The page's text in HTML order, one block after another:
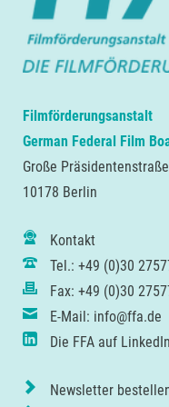
Filmförderungsanstalt
German Federal Film
Große
10178 Berlin
Kontakt
Tel.: +49 (0)30
Fax: +49 (0)30
E-Mail: info@ffa.de
Die FFA auf LinkedIn
Newsletter